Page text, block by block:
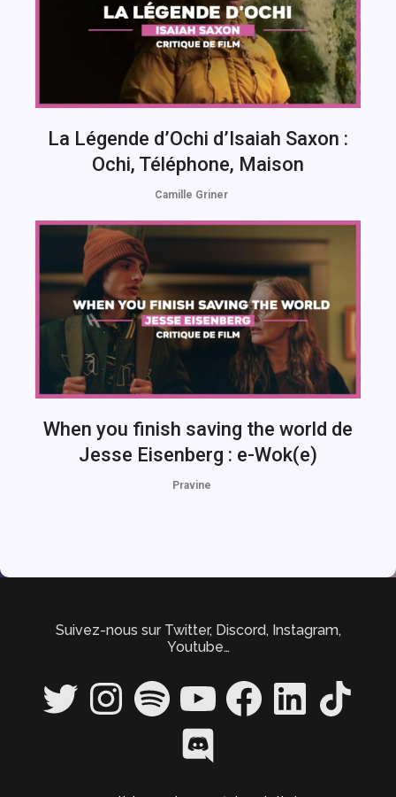
La Légende d’Ochi d’Isaiah Saxon :
Ochi, Téléphone, Maison
Camille Griner
When you finish saving the world de
Jesse Eisenberg : e-Wok(e)
Pravine
Suivez-nous sur Twitter, Discord, Instagram,
Youtube…
Twitter InstagramSpotify YouTube FacebookLinkedIn TikTok
Discord